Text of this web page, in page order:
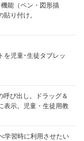
能（ペン・図形描
り付け。
を児童･生徒タブレッ
呼び出し。ドラッグ＆
表示。児童・生徒用教
学習時に利用させたい